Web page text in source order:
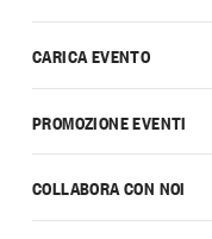
CARICA EVENTO
PROMOZIONE EVENTI
COLLABORA CON NOI